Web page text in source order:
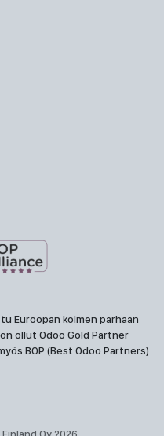
Euroopan kolmen parhaan
ollut Odoo Gold Partner
BOP (Best Odoo Partners)
Oy 2026